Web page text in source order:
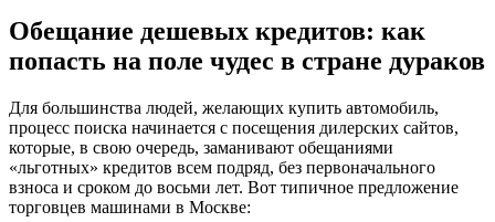
Обещание дешевых кредитов: как
попасть на поле чудес в стране дураков
Для большинства людей, желающих купить автомобиль,
процесс поиска начинается с посещения дилерских сайтов,
которые, в свою очередь, заманивают обещаниями
«льготных» кредитов всем подряд, без первоначального
взноса и сроком до восьми лет. Вот типичное предложение
торговцев машинами в Москве: